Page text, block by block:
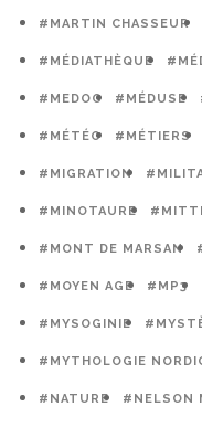
#MARTIN CHASSEUR
#MÉDIATHÈQUE
#MEDOC #MÉDUSE
#MÉTÉO #MÉTIERS
#MIGRATION
#MINOTAURE
#MONT DE MARSAN
#MOYEN AGE #MP3
#MYSOGINIE
#MYTHOLOGIE
#NATURE #NELSON